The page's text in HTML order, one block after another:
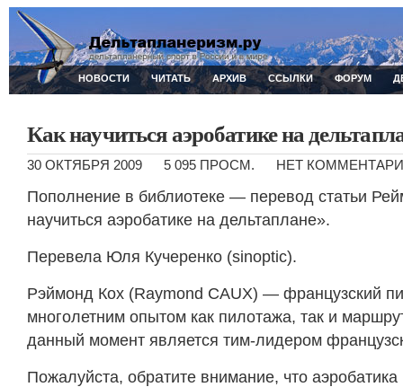
НОВОСТИ ЧИТАТЬ АРХИВ ССЫЛКИ ФОРУМ
Как научиться аэробатике на
30 ОКТЯБРЯ 2009 5 095 ПРОСМ. НЕТ
Пополнение в библиотеке — перевод статьи
научиться аэробатике на дельтаплане».
Перевела Юля Кучеренко (sinoptic).
Рэймонд Кох (Raymond CAUX) — французский
многолетним опытом как пилотажа, так и
данный момент является тим-лидером
Пожалуйста, обратите внимание, что